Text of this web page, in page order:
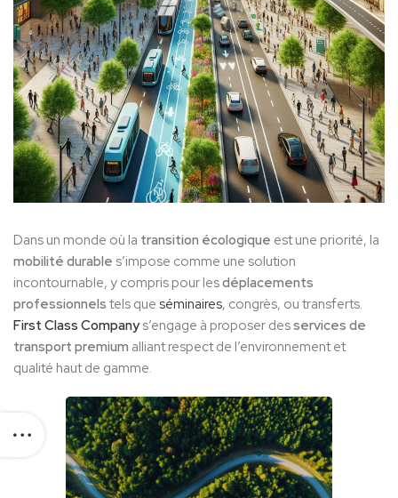
Dans un monde où la transition écologique est une priorité, la
mobilité durable s’impose comme une solution
incontournable, y compris pour lesdéplacements
professionnels tels que séminaires, congrès, ou transferts.
First Class Company s’engage à proposer desservices de
transport premium alliant respect de l’environnement et
qualité haut de gamme.